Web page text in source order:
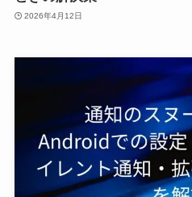
2026年4月12日